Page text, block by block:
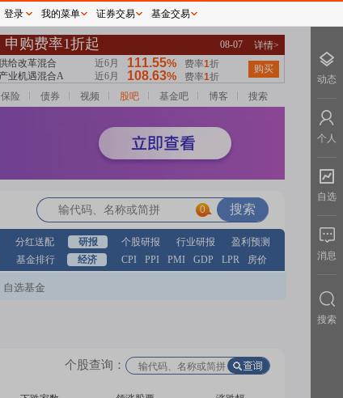
保险 债券 视频 股吧 基金吧 博客 搜索
0
分红送配 研报 个股研报 行业研报
盈利预测
基金排行 经济 CPI PPI PMI GDP LPR 房价
自选基金
个股查询：
登录 我的菜单 证券交易 基金交易
动态
个人
自选
消息
搜索